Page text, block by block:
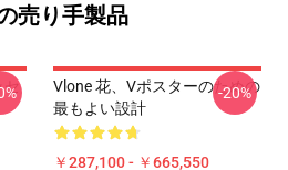
売り手製品
セ
Vlone 花、Vポスターのための
最もよい設計
￥287,100 - ￥665,550
-20%